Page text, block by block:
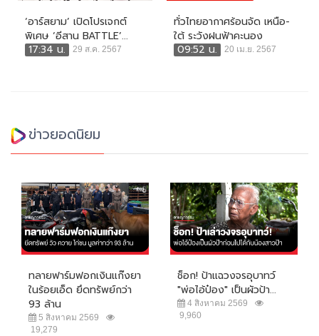
‘อาร์สยาม’ เปิดโปรเจกต์
พิเศษ ‘อีสาน BATTLE’...
17:34 น.
29 ส.ค. 2567
ทั่วไทยอากาศร้อนจัด เหนือ-
ใต้ ระวังฝนฟ้าคะนอง
09:52 น.
20 เม.ย. 2567
ข่าวยอดนิยม
ทลายฟาร์มฟอกเงินแก๊งยา
ในร้อยเอ็ด ยึดทรัพย์กว่า
93 ล้าน
5 สิงหาคม 2569
19,279
ช็อก! ป้าแฉวงจรอุบาทว์
"พ่อไอ้ป๋อง" เป็นผัวป้า...
4 สิงหาคม 2569
9,960